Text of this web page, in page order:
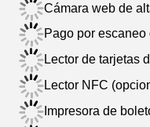
Cámara web de
Pago por
Lector de tarjetas
Lector NFC
Impresora de